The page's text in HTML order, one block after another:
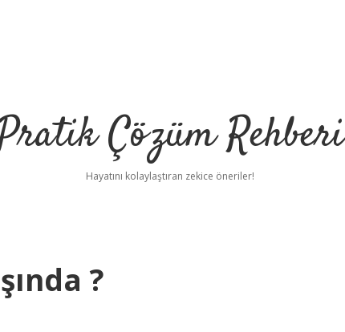
Çözüm Rehberi
Hayatını kolaylaştıran zekice öneriler!
?